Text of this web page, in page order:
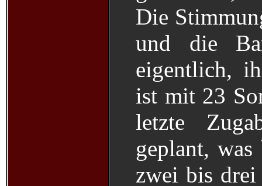
Die
und die
eigentlich,
ist mit 23
letzte
geplant,
zwei bis drei